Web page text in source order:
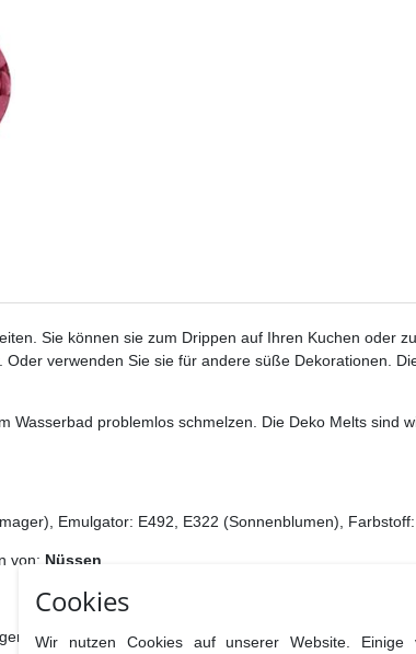
Sie können sie zum Drippen auf Ihren Kuchen oder
verwenden Sie sie für andere süße Dekorationen.
problemlos schmelzen. Die Deko Melts sind
Emulgator: E492, E322 (Sonnenblumen),
von: Nüssen
Cookies
Wir nutzen Cookies auf unserer Website. Einige